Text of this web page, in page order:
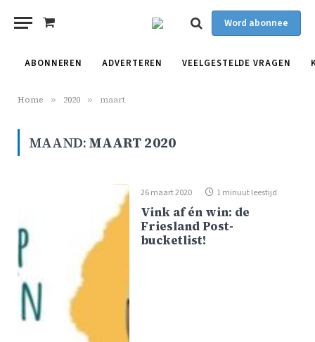
Shopping
Word abonnee
ABONNEREN ADVERTEREN VEELGESTELDE VRAGEN
Home » 2020 » maart
MAAND:MAART 2020
26 maart 2020 1 minuut leestijd
Vink af én win: de
Friesland Post-
bucketlist!